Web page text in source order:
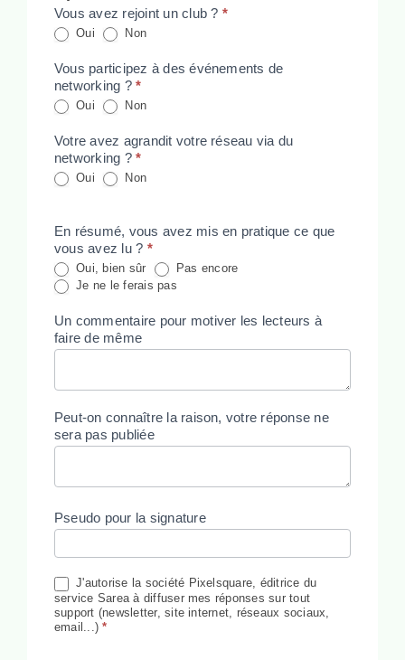
Vous avez rejoint un club ? *
Oui Non
Vous participez à des événements de
networking ?*
Oui Non
Votre avez agrandit votre réseau via du
networking ?*
Oui Non
En résumé, vous avez mis en pratique ce que
vous avez lu ? *
Oui, bien sûr
Pas encore
Je ne le ferais pas
Un commentaire pour motiver les lecteurs à
faire de même
Peut-on connaître la raison, votre réponse ne
sera pas publiée
Pseudo pour la signature
J'autorise la société Pixelsquare, éditrice du
service Sarea à diffuser mes réponses sur tout
support (newsletter, site internet, réseaux sociaux,
email...)*